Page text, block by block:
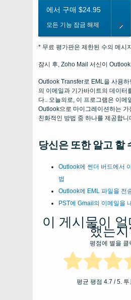
에서 구매 $24.95
모든 기능 잠금 해제
* 무료 평가판은 제한된 수의 메시
잠시 후, Zoho Mail 서신이
Outlook Transfer로 EML을 사용하
의 이메일과 기가바이트의 데이터
다.. 오늘의로, 이 프로그램은 이메
Outlook으로 마이그레이션하는 가
친화적인 방법 중 하나를 제공합니
당신은 또한 알고 할
Outlook에 썬더 버드에서
법
Outlook에 EML 파일을 전
PST에 Gmail의 이메일을
이 게시물이
했는
평점에 별을 클
평균 평점 4.7 / 5. 투